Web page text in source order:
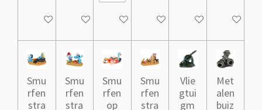
In winkelwagenIn winkelwagenIn winkelwagenIn winkelwagenIn winkelwagen
In
Smu
rfen
stra
Smu
rfen
stra
Smu
rfen
op
Smu
rfen
stra
Vlie
gtui
gm
Met
alen
buiz